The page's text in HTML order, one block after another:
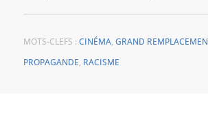
MOTS-CLEFS : CINÉMA, GRAND
PROPAGANDE, RACISME